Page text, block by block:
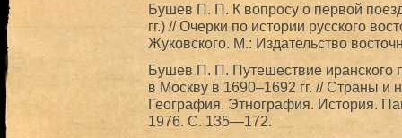
Бушев П. П. К вопросу о первой
гг.) // Очерки по истории русского
Жуковского. М.: Издательство
Бушев П. П. Путешествие иранского
в Москву в 1690–1692 гг. // Страны и
География. Этнография. История.
1976. С. 135—172.